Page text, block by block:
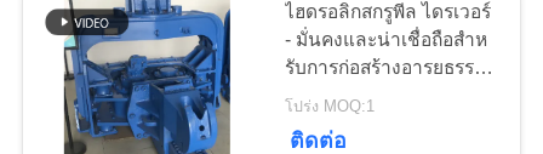
ควบคุม
คุณภาพเครื่องตอกเสาเข็ม
43
ไฮดรอลิกสกรูพีล ไดรเวอร์
- มั่นคงและน่าเชื่อถือสําห
รับการก่อสร้างอารยธรรม
หนัก 18m
โปร่ง MOQ:1
ติดต่อ